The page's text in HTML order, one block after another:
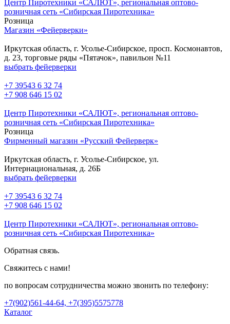
Центр Пиротехники «САЛЮТ», региональная оптово-
розничная сеть «Сибирская Пиротехника»
Розница
Магазин «Фейерверки»
Иркутская область, г. Усолье-Сибирское, просп. Космонавтов,
д. 23, торговые ряды «Пятачок», павильон №11
выбрать фейерверки
+7 39543 6 32 74
+7 908 646 15 02
Центр Пиротехники «САЛЮТ», региональная оптово-
розничная сеть «Сибирская Пиротехника»
Розница
Фирменный магазин «Русский Фейерверк»
Иркутская область, г. Усолье-Сибирское, ул.
Интернациональная, д. 26Б
выбрать фейерверки
+7 39543 6 32 74
+7 908 646 15 02
Центр Пиротехники «САЛЮТ», региональная оптово-
розничная сеть «Сибирская Пиротехника»
Обратная связь.
Свяжитесь с нами!
по вопросам сотрудничества можно звонить по телефону:
+7(902)561-44-64, +7(395)5575778
Каталог